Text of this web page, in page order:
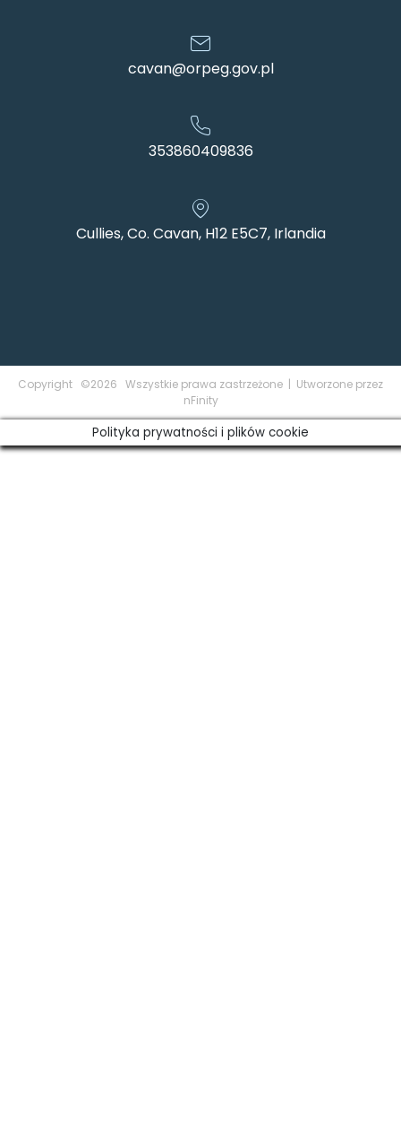
cavan@orpeg.gov.pl
353860409836
Cullies, Co. Cavan, H12 E5C7, Irlandia
Copyright ©2026 Wszystkie prawa zastrzeżone | Utworzone przez
nFinity
Polityka prywatności i plików cookie